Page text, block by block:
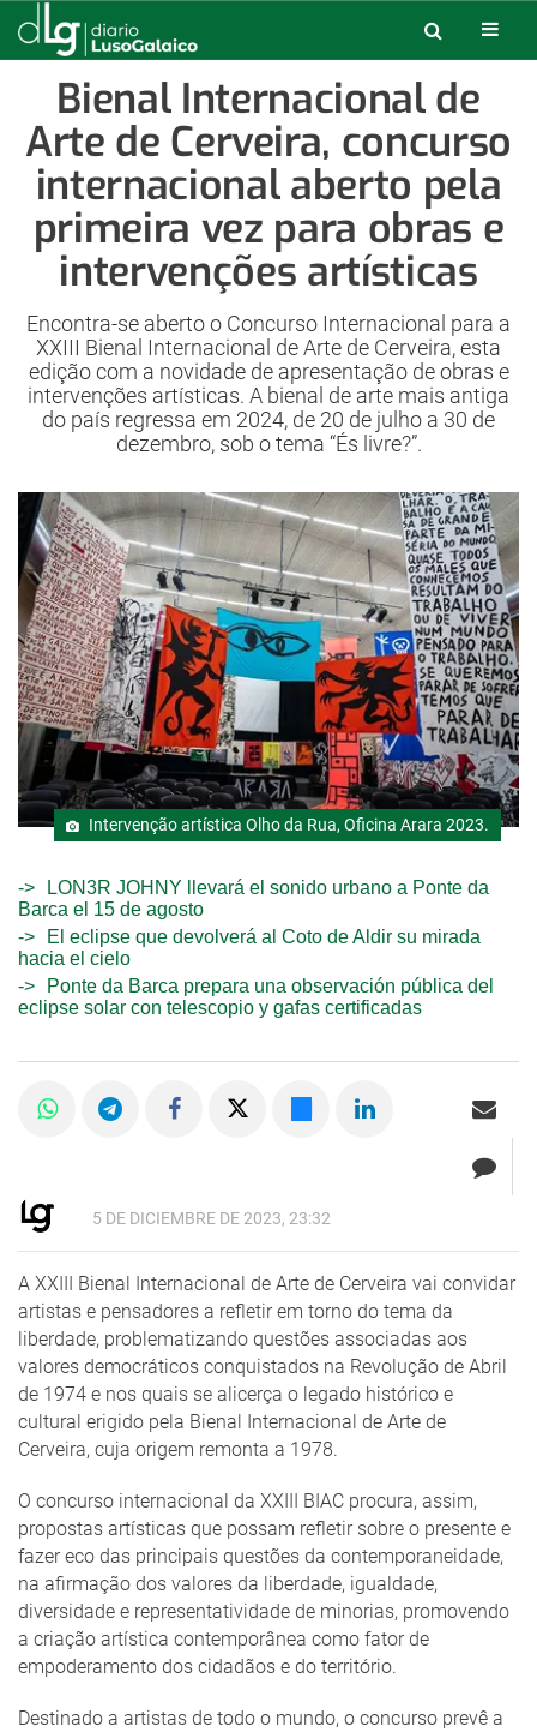
Bienal Internacional de
Arte de Cerveira, concurso
internacional aberto pela
primeira vez para obras e
intervenções artísticas
Encontra-se aberto o Concurso Internacional para a
XXIII Bienal Internacional de Arte de Cerveira, esta
edição com a novidade de apresentação de obras e
intervenções artísticas. A bienal de arte mais antiga
do país regressa em 2024, de 20 de julho a 30 de
dezembro, sob o tema “És livre?”.
Intervenção artística Olho da Rua, Oficina Arara 2023.
LON3R JOHNY llevará el sonido urbano a Ponte da
Barca el 15 de agosto
El eclipse que devolverá al Coto de Aldir su mirada
hacia el cielo
Ponte da Barca prepara una observación pública del
eclipse solar con telescopio y gafas certificadas
5 DE DICIEMBRE DE 2023, 23:32
A XXIII Bienal Internacional de Arte de Cerveira vai convidar
artistas e pensadores a refletir em torno do tema da
liberdade, problematizando questões associadas aos
valores democráticos conquistados na Revolução de Abril
de 1974 e nos quais se alicerça o legado histórico e
cultural erigido pela Bienal Internacional de Arte de
Cerveira, cuja origem remonta a 1978.
O concurso internacional da XXIII BIAC procura, assim,
propostas artísticas que possam refletir sobre o presente e
fazer eco das principais questões da contemporaneidade,
na afirmação dos valores da liberdade, igualdade,
diversidade e representatividade de minorias, promovendo
a criação artística contemporânea como fator de
empoderamento dos cidadãos e do território.
Destinado a artistas de todo o mundo, o concurso prevê a